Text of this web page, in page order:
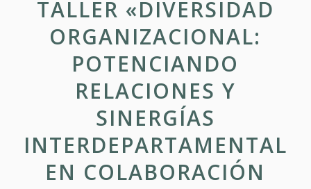
TALLER «DIVERSIDAD
ORGANIZACIONAL:
POTENCIANDO
RELACIONES Y
SINERGÍAS
EN COLABORACIÓN